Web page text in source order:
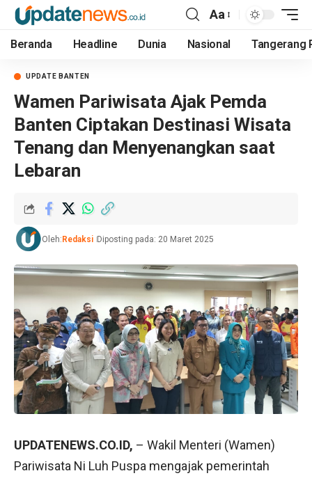
Aa
Beranda Headline Dunia Nasional Tangerang
UPDATE BANTEN
Wamen Pariwisata Ajak Pemda
Banten Ciptakan Destinasi Wisata
Tenang dan Menyenangkan saat
Lebaran
Oleh: Redaksi Diposting pada: 20 Maret 2025
UPDATENEWS.CO.ID, – Wakil Menteri (Wamen)
Pariwisata Ni Luh Puspa mengajak pemerintah